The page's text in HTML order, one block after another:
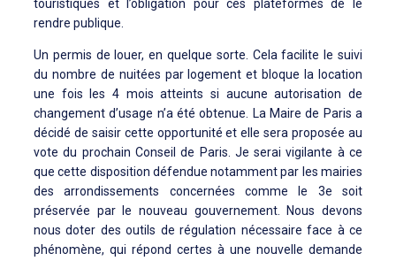
touristiques et l’obligation pour ces plateformes de le
rendre publique.
Un permis de louer, en quelque sorte. Cela facilite le suivi
du nombre de nuitées par logement et bloque la location
une fois les 4 mois atteints si aucune autorisation de
changement d’usage n’a été obtenue. La Maire de Paris a
décidé de saisir cette opportunité et elle sera proposée au
vote du prochain Conseil de Paris. Je serai vigilante à ce
que cette disposition défendue notamment par les mairies
des arrondissements concernées comme le 3e soit
préservée par le nouveau gouvernement. Nous devons
nous doter des outils de régulation nécessaire face à ce
phénomène, qui répond certes à une nouvelle demande